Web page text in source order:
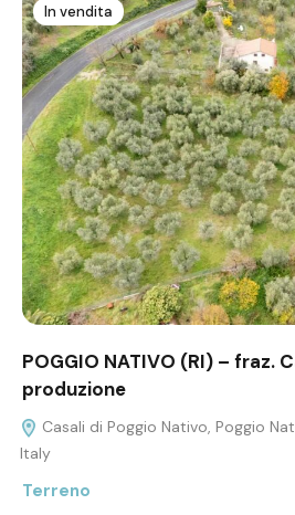
In vendita
POGGIO NATIVO (RI) – fraz.
produzione
Casali di Poggio Nativo, Poggio
Italy
Terreno